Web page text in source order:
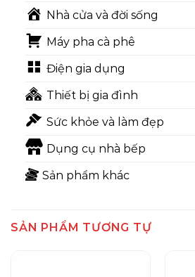
Nhà cửa và đời sống
Máy pha cà phê
Điện gia dụng
Thiết bị gia đình
Sức khỏe và làm đẹp
Dụng cụ nhà bếp
Sản phẩm khác
SẢN PHẨM TƯƠNG TỰ